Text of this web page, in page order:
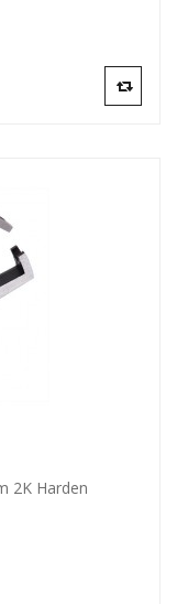
2K Harden